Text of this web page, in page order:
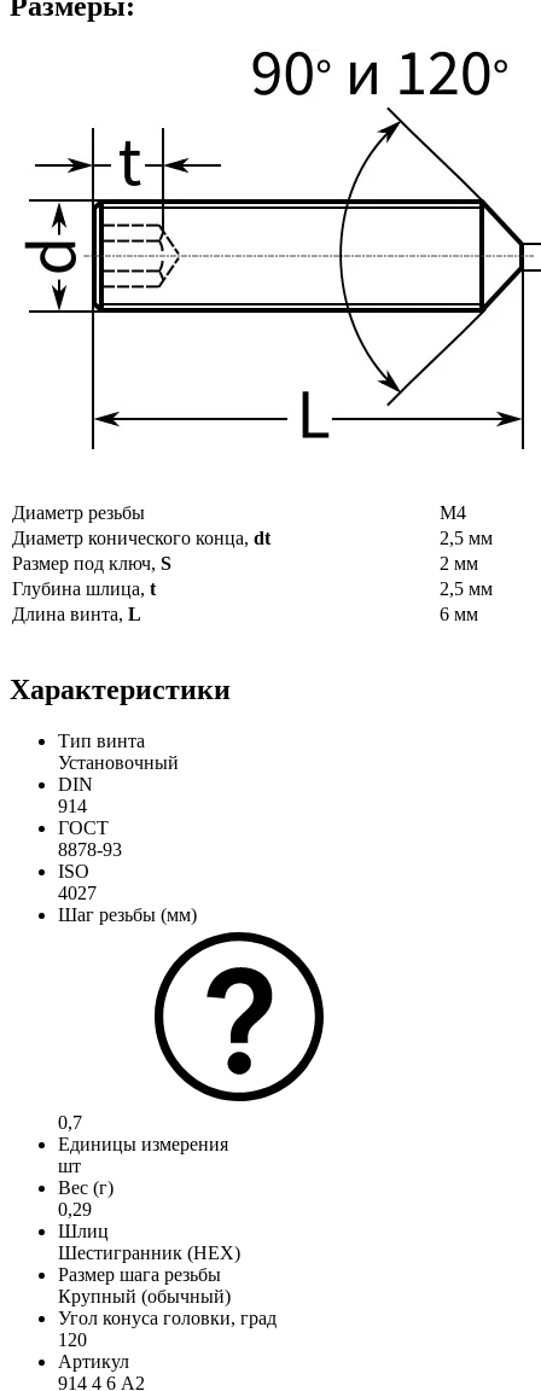
Диаметр резьбы
М4
Диаметр конического конца, dt
2,5 мм
Размер под ключ, S
2 мм
Глубина шлица, t
2,5 мм
Длина винта, L 6 мм
Характеристики
Тип винта
Установочный
DIN
914
ГОСТ
8878-93
ISO
4027
Шаг резьбы (мм)
0,7
Единицы измерения
шт
Вес (г)
0,29
Шлиц
Шестигранник (HEX)
Размер шага резьбы
Крупный (обычный)
Угол конуса головки, град
120
Артикул
914 4 6 А2